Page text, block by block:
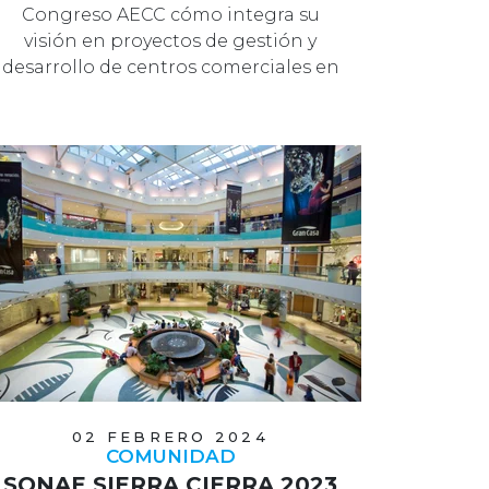
CONGRESO AECC
Congreso AECC cómo integra su
visión en proyectos de gestión y
desarrollo de centros comerciales en
02 FEBRERO 2024
COMUNIDAD